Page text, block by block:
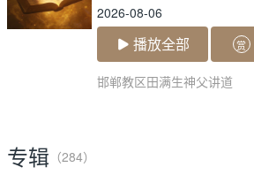
新闻动态
2026-08-06
播放全部 赏
邯郸教区田满生神父讲道
专辑 （284）